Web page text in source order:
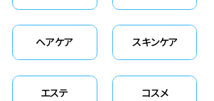
ヘアケア スキンケア
エステ コスメ